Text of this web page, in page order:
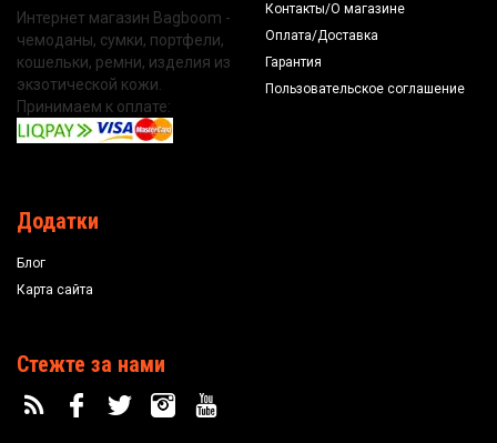
Интернет магазин Bagboom -
чемоданы, сумки, портфели,
кошельки, ремни, изделия из
экзотической кожи.
Принимаем к оплате:
Контакты/О магазине
Оплата/Доставка
Гарантия
Пользовательское соглашение
Додатки
Блог
Карта сайта
Стежте за нами